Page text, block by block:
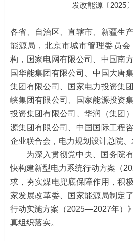
发改能源〔2025
各省、自治区、直辖市、新疆生
能源局，北京市城市管理委员
构，国家电网有限公司、中国南
国华能集团有限公司、中国大唐
集团有限公司、国家电力投资集
峡集团有限公司、国家能源投资
投资集团有限公司、华润（集团
源集团有限公司、中国国际工程
企业联合会，电力规划设计总院
为深入贯彻党中央、国务院有
快构建新型电力系统行动方案（
求，夯实煤电兜底保障作用，积
家发展改革委、国家能源局制定
行动实施方案（2025—2027年）
真组织落实。